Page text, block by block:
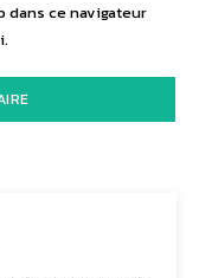
dans ce navigateur